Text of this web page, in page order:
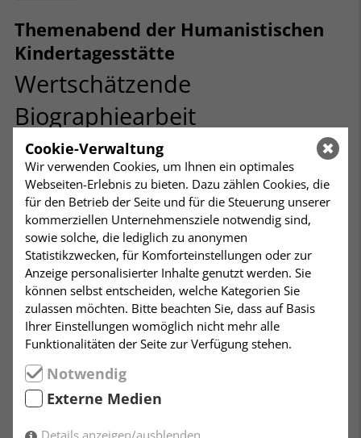
Themenabend der Humanistischen
Kindertagesstätte
Wertschätzende
Biographiearbeit
Workshop in Zusammenarbeit mit dem
Humanistischen Hospizdienst der AWO Stuttgart.
Durchgeführt von dem Wilhelmshavener Humanisten
Konrad Lappe, der auf dem Gebiet der
„Biografiearbeit am Lebensende qualifiziert“ ist.
Biografiearbeit ermöglicht, Lebensereignisse
anzuschauen, zu sortieren und so die Dinge des
Lebens überschaubarer zu machen.
Sterbende und Zugehörige rekapitulieren oft das
vergangene Leben und versuchen dadurch, den
Abschluss zu bringen. Besonders bei dementiell
erkrankten Menschen nimmt das
Erinnerungsvermögen ab. Biografiearbeit sucht hier
nach Möglichkeiten, Erinnerung wach zu halten oder
Cookie-Verwaltung
Wir verwenden Cookies, um Ihnen ein optimales
Webseiten-Erlebnis zu bieten. Dazu zählen Cookies, die
für den Betrieb der Seite und für die Steuerung unserer
kommerziellen Unternehmensziele notwendig sind,
sowie solche, die lediglich zu anonymen
Statistikzwecken, für Komforteinstellungen oder zur
Anzeige personalisierter Inhalte genutzt werden. Sie
können selbst entscheiden, welche Kategorien Sie
zulassen möchten. Bitte beachten Sie, dass auf Basis
Ihrer Einstellungen womöglich nicht mehr alle
Funktionalitäten der Seite zur Verfügung stehen.
Notwendig
Externe Medien